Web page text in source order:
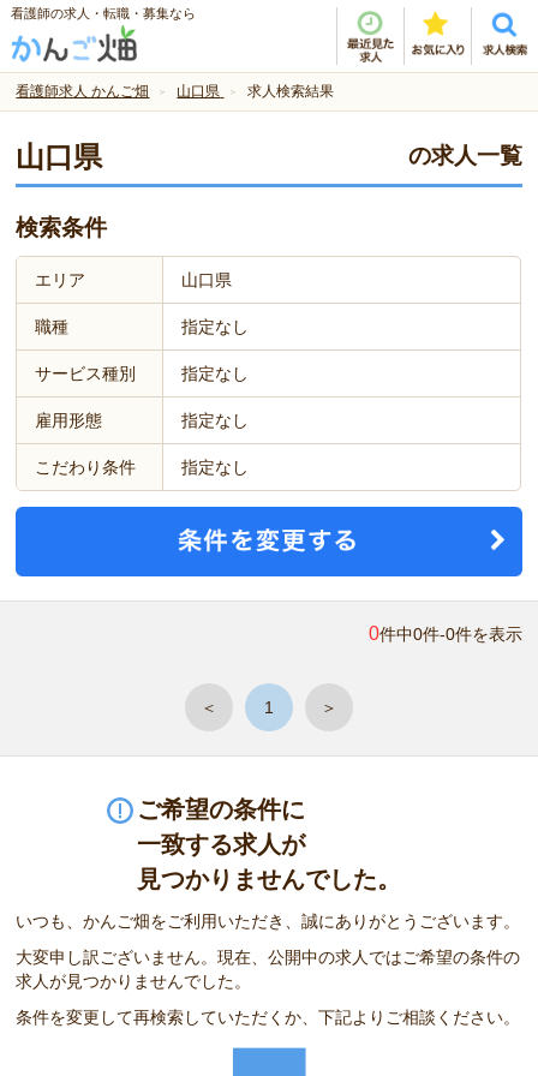
看護師の求人・転職・募集なら
看護師求人 かんご畑 山口県 求人検索結果
山口県 の求人一覧
検索条件
エリア 山口県
職種 指定なし
サービス種別 指定なし
雇用形態 指定なし
こだわり条件 指定なし
0件中0件-0件を表示
＜ 1 ＞
ご希望の条件に
一致する求人が
見つかりませんでした。
いつも、かんご畑をご利用いただき、誠にありがとうございます。
大変申し訳ございません。現在、公開中の求人ではご希望の条件の
求人が見つかりませんでした。
条件を変更して再検索していただくか、下記よりご相談ください。